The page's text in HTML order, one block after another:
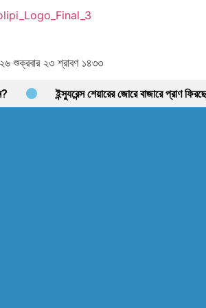
শুক্রবার ২৩ শ্রাবণ ১৪৩৩
ইন্স্যুরেন্স শেয়ারের জোরে বাজারে প্রাণ